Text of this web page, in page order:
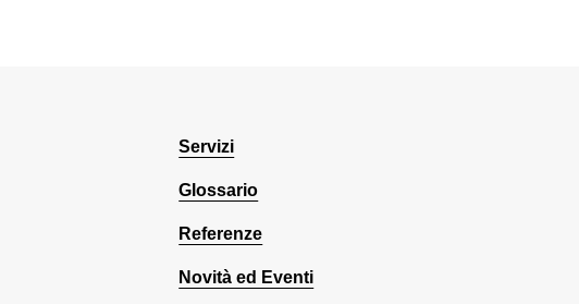
Servizi
Glossario
Referenze
Novità ed Eventi